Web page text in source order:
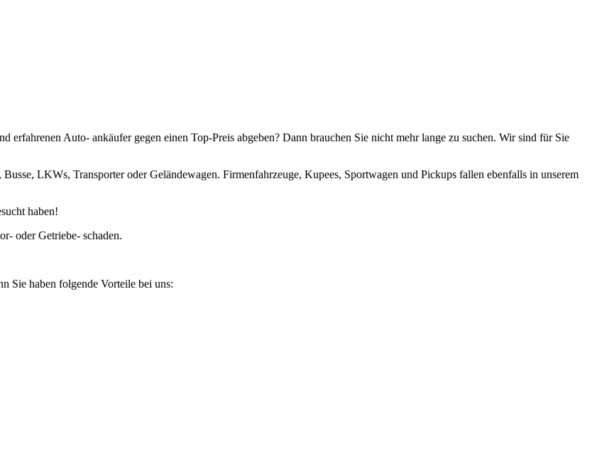
erfahrenen Auto- ankäufer gegen einen Top-Preis abgeben? Dann brauchen Sie nicht mehr lange zu suchen. Wir sind für Sie
LKWs, Transporter oder Geländewagen. Firmenfahrzeuge, Kupees, Sportwagen und Pickups fallen ebenfalls in unserem
haben!
oder Getriebe- schaden.
Sie haben folgende Vorteile bei uns: